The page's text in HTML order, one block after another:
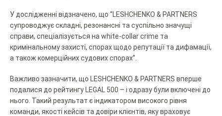
У дослідженні відзначено, що “LESHCHENKO & PARTNERS
супроводжує складні, резонансні та суспільно значущі
справи, спеціалізується на white-collar crime та
кримінальному захисті, спорах щодо репутації та дифамації,
а також комерційних судових спорах”.
Важливо зазначити, що LESHCHENKO & PARTNERS вперше
подалися до рейтингу LEGAL 500 – і одразу були включені до
нього. Такий результат є індикатором високого рівня
команди, якості кейсів та довіри клієнтів, яку враховує